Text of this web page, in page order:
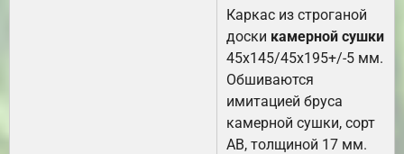
Каркас из строганой
доски камерной сушки
45х145/45х195+/-5 мм.
Обшиваются
имитацией бруса
камерной сушки, сорт
АВ, толщиной 17 мм.